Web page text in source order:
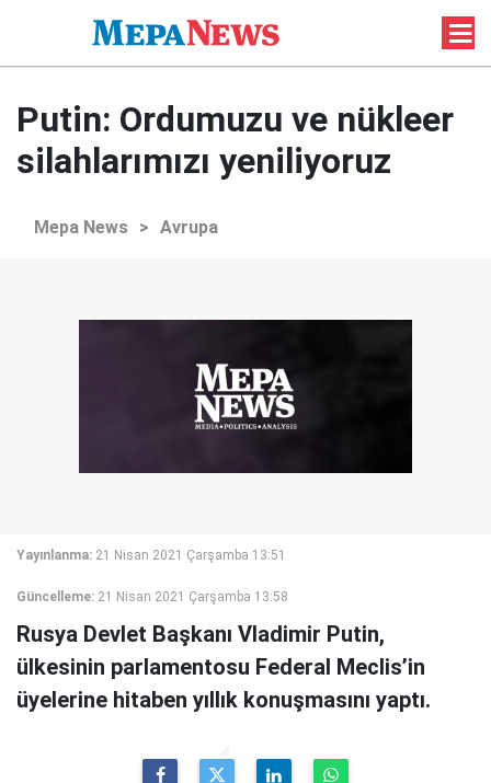
Putin: Ordumuzu ve nükleer
silahlarımızı yeniliyoruz
Mepa News > Avrupa
Yayınlanma: 21 Nisan 2021 Çarşamba 13:51
Güncelleme: 21 Nisan 2021 Çarşamba 13:58
Rusya Devlet Başkanı Vladimir Putin,
ülkesinin parlamentosu Federal Meclis’in
üyelerine hitaben yıllık konuşmasını yaptı.